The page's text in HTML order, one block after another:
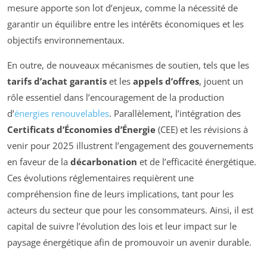
mesure apporte son lot d’enjeux, comme la nécessité de
garantir un équilibre entre les intérêts économiques et les
objectifs environnementaux.
En outre, de nouveaux mécanismes de soutien, tels que les
tarifs d’achat garantis et les appels d’offres, jouent un
rôle essentiel dans l’encouragement de la production
d’énergies renouvelables. Parallèlement, l’intégration des
Certificats d’Économies d’Énergie (CEE) et les révisions à
venir pour 2025 illustrent l’engagement des gouvernements
en faveur de la décarbonation et de l’efficacité énergétique.
Ces évolutions réglementaires requièrent une
compréhension fine de leurs implications, tant pour les
acteurs du secteur que pour les consommateurs. Ainsi, il est
capital de suivre l’évolution des lois et leur impact sur le
paysage énergétique afin de promouvoir un avenir durable.